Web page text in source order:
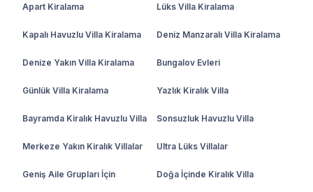
Apart Kiralama Lüks Villa Kiralama
Kapalı Havuzlu Villa Kiralama Deniz Manzaralı Villa Kiralama
Denize Yakın Villa Kiralama Bungalov Evleri
Günlük Villa Kiralama Yazlık Kiralık Villa
Bayramda Kiralık Havuzlu Villa Sonsuzluk Havuzlu Villa
Merkeze Yakın Kiralık Villalar Ultra Lüks Villalar
Geniş Aile Grupları İçin Doğa İçinde Kiralık Villa